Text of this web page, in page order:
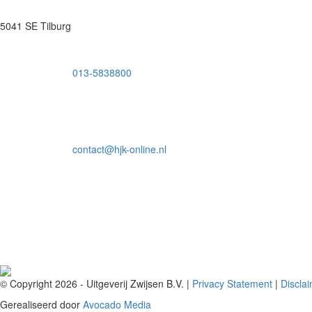
5041 SE Tilburg
013-5838800
contact@hjk-online.nl
© Copyright 2026 - Uitgeverij Zwijsen B.V. | Privacy Statement |
Gerealiseerd door Avocado Media